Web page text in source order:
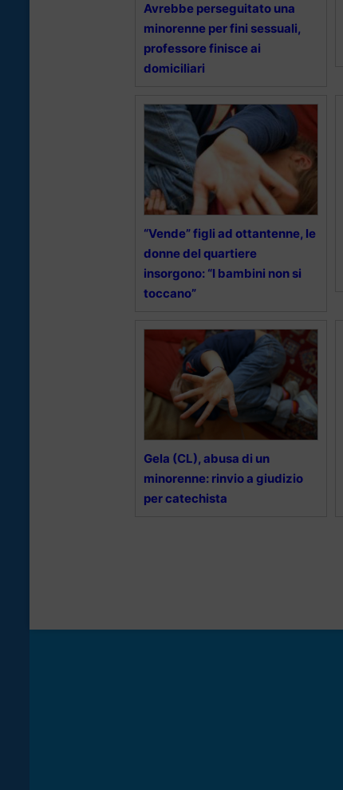
Avrebbe perseguitato una
minorenne per fini sessuali,
professore finisce ai
domiciliari
“Vende” figli ad ottantenne, le
donne del quartiere
insorgono: “I bambini non si
toccano”
Gela (CL), abusa di un
minorenne: rinvio a giudizio
per catechista